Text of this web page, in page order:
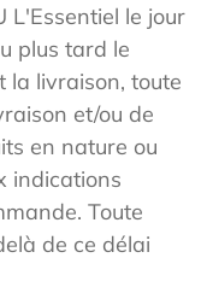
L'Essentiel le jour
plus tard le
la livraison, toute
et/ou de
en nature ou
indications
Toute
de ce délai